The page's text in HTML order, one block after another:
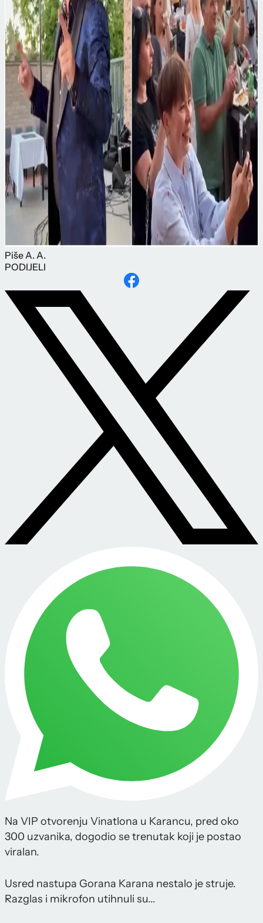
PišeA. A.
PODIJELI
Na VIP otvorenju Vinatlona u Karancu, pred oko
300 uzvanika, dogodio se trenutak koji je postao
viralan.
Usred nastupa Gorana Karana nestalo je struje.
Razglas i mikrofon utihnuli su...